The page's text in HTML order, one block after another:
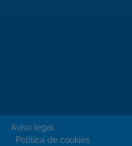
Aviso legal
Política de cookies